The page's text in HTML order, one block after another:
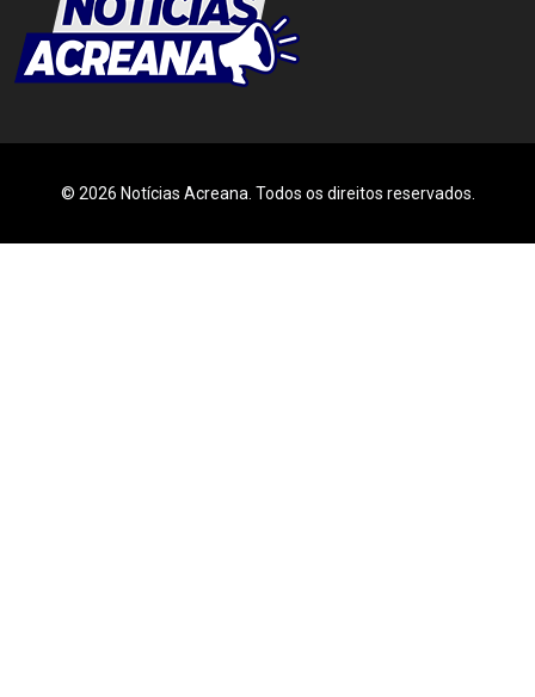
© 2026 Notícias Acreana. Todos os direitos reservados.